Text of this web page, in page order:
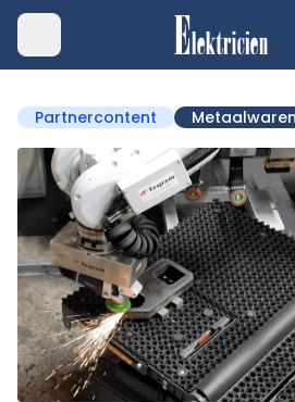
Partnercontent Metaalwaren